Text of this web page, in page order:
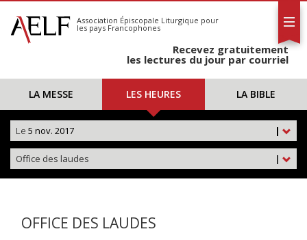
S'abonner
Calendrier
Association Épiscopale Liturgique pour
les pays Francophones
Recevez gratuitement
les lectures du jour par courriel
LA MESSE LES HEURES LA BIBLE
|
Le 5 nov. 2017
|
Office des laudes
OFFICE DES LAUDES